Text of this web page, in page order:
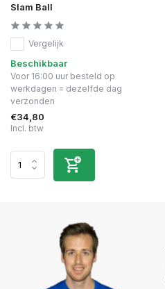
Slam Ball
Vergelijk
Beschikbaar
Voor 16:00 uur besteld op
werkdagen = dezelfde dag
verzonden
€34,80
Incl. btw